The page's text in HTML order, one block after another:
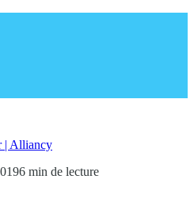
| Alliancy
6 min de lecture